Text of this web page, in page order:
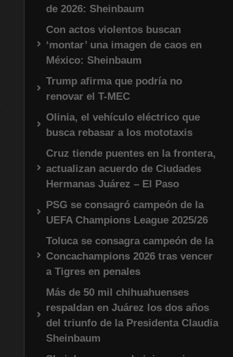
de 2026: Sheinbaum
Con actos violentos buscan
‘montar’ una imagen de caos en
México: Sheinbaum
Trump afirma que podría no
renovar el T-MEC
Olinia, el vehículo eléctrico que
busca rebasar a los mototaxis
Cruz tiende puentes en la frontera,
actualizan acuerdo de Ciudades
Hermanas Juárez – El Paso
PSG se consagró campeón de la
UEFA Champions League 2025/26
Toluca se consagra campeón de la
Concachampions 2026 tras vencer
a Tigres en penales
Más de 50 mil chihuahuenses
respaldan en Juárez los dos años
del triunfo de la Presidenta Claudia
Sheinbaum